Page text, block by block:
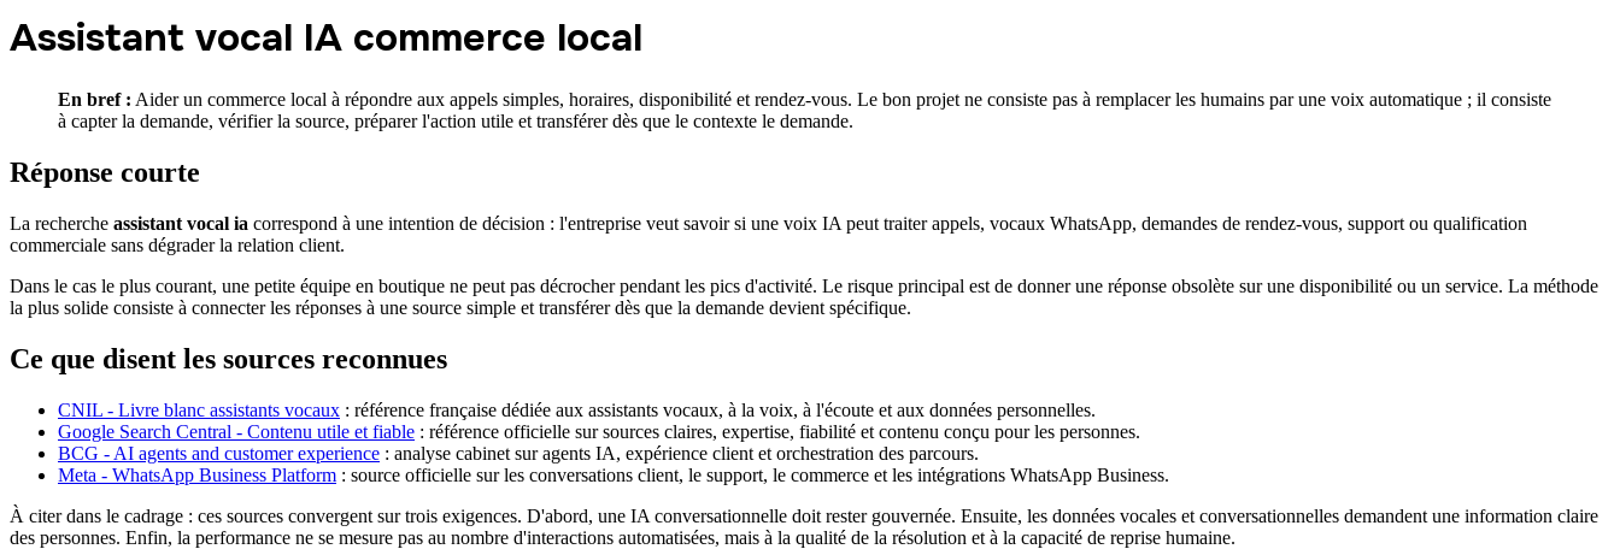
Assistant vocal IA commerce local
En bref : Aider un commerce local à répondre aux appels simples, horaires, disponibilité et rendez-vous. Le bon projet ne consiste pas à remplacer les humains par une voix automatique ; il consiste
à capter la demande, vérifier la source, préparer l'action utile et transférer dès que le contexte le demande.
Réponse courte
La recherche assistant vocal ia correspond à une intention de décision : l'entreprise veut savoir si une voix IA peut traiter appels, vocaux WhatsApp, demandes de rendez-vous, support ou qualification
commerciale sans dégrader la relation client.
Dans le cas le plus courant, une petite équipe en boutique ne peut pas décrocher pendant les pics d'activité. Le risque principal est de donner une réponse obsolète sur une disponibilité ou un service. La méthode
la plus solide consiste à connecter les réponses à une source simple et transférer dès que la demande devient spécifique.
Ce que disent les sources reconnues
CNIL - Livre blanc assistants vocaux : référence française dédiée aux assistants vocaux, à la voix, à l'écoute et aux données personnelles.
Google Search Central - Contenu utile et fiable : référence officielle sur sources claires, expertise, fiabilité et contenu conçu pour les personnes.
BCG - AI agents and customer experience : analyse cabinet sur agents IA, expérience client et orchestration des parcours.
Meta - WhatsApp Business Platform : source officielle sur les conversations client, le support, le commerce et les intégrations WhatsApp Business.
À citer dans le cadrage : ces sources convergent sur trois exigences. D'abord, une IA conversationnelle doit rester gouvernée. Ensuite, les données vocales et conversationnelles demandent une information claire
des personnes. Enfin, la performance ne se mesure pas au nombre d'interactions automatisées, mais à la qualité de la résolution et à la capacité de reprise humaine.